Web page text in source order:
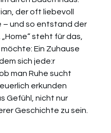
der oft liebevoll
– und so entstand der
steht für das,
Ein Zuhause
sich jede:r
man Ruhe sucht
erkunden
Gefühl, nicht nur
Geschichte zu sein.